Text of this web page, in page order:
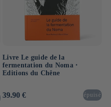
Livre Le guide de la
fermentation du Noma ⋅
Editions du Chêne
Prix
39.90 € épuisé